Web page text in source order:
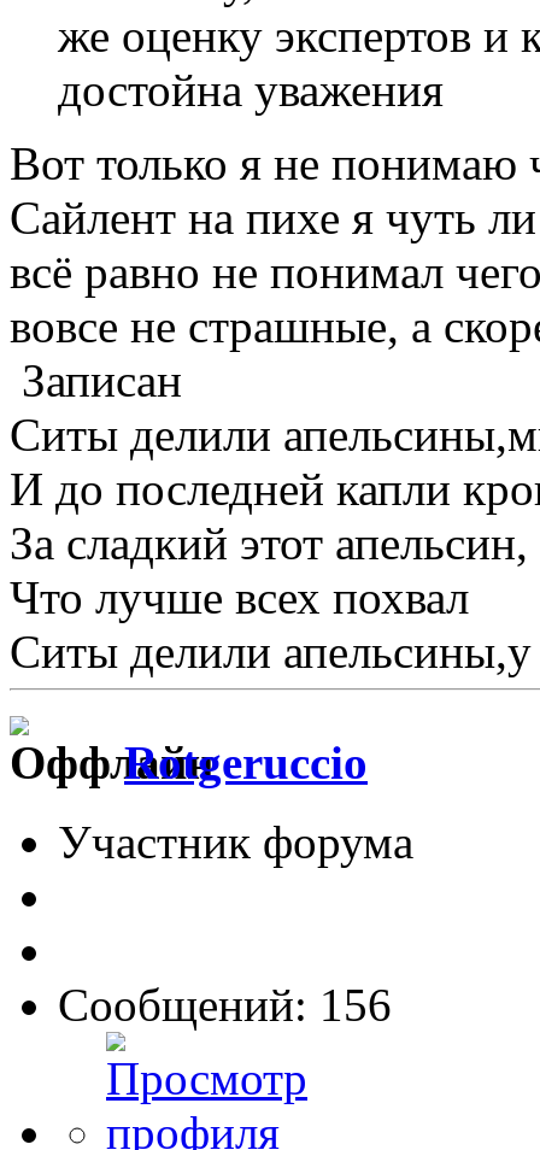
же оценку экспертов и
достойна уважения
Вот только я не понимаю
Сайлент на пихе я чуть
всё равно не понимал
вовсе не страшные, а
Записан
Ситы делили
И до последней капли
За сладкий этот апельсин,
Что лучше всех похвал
Ситы делили
Rotgeruccio
Участник форума
Сообщений: 156